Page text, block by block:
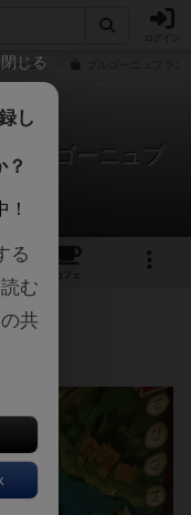
ゴーニュ
ブルゴーニュプ
ー
カフェ
閉じる
し
？
る
む
共